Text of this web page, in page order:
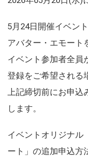
5月24日開催イベン
アバター・エモート
イベント参加者全員
登録をご希望される
上記締切前にお申
します。
イベントオリジナル
ート」の追加申込方